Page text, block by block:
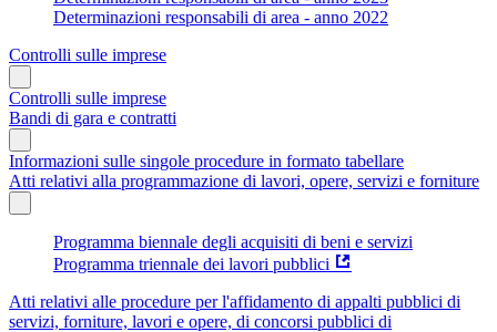
Determinazioni responsabili di area - anno 2022
Controlli sulle imprese
Controlli sulle imprese
Bandi di gara e contratti
Informazioni sulle singole procedure in formato tabellare
Atti relativi alla programmazione di lavori, opere, servizi e forniture
Programma biennale degli acquisiti di beni e servizi
Programma triennale dei lavori pubblici
Atti relativi alle procedure per l'affidamento di appalti pubblici di
servizi, forniture, lavori e opere, di concorsi pubblici di